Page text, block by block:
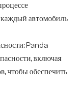
каждый автомобиль
Panda
включая
чтобы обеспечить